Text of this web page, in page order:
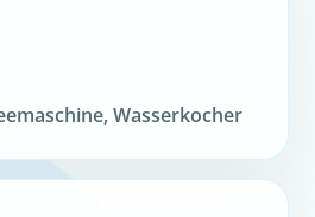
Wasserkocher